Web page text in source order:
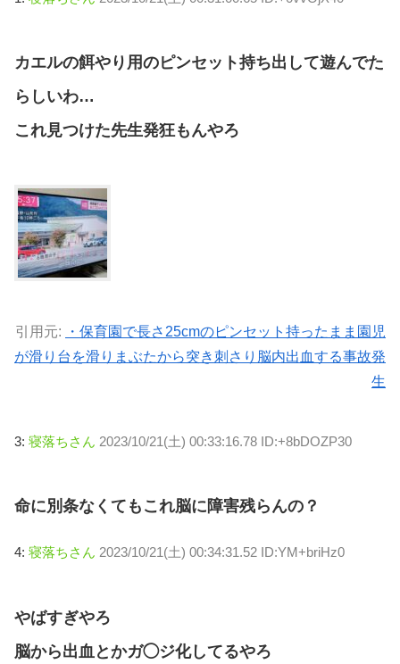
カエルの餌やり用のピンセット持ち出して遊んでた
らしいわ…
これ見つけた先生発狂もんやろ
引用元:
・保育園で長さ25cmのピンセット持ったまま園児
が滑り台を滑りまぶたから突き刺さり脳内出血する事故発
生
3: 寝落ちさん 2023/10/21(土) 00:33:16.78 ID:+8bDOZP30
命に別条なくてもこれ脳に障害残らんの？
4: 寝落ちさん 2023/10/21(土) 00:34:31.52 ID:YM+briHz0
やばすぎやろ
脳から出血とかガ◯ジ化してるやろ